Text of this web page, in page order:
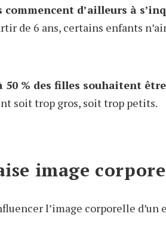
d’ailleurs à
de 6 ans, certains enfants
50 % des filles souhaitent
soit trop gros, soit trop petits.
image
l’image corporelle d’un